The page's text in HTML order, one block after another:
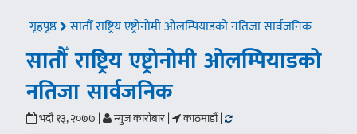
गृहपृष्ठ सातौँ राष्ट्रिय एष्ट्रोनोमी ओलम्पियाडको नतिजा सार्वजनिक
सातौँ राष्ट्रिय एष्ट्रोनोमी ओलम्पियाडको
नतिजा सार्वजनिक
भदौ १३, २०७७ | न्युज कारोबार | काठमाडौं |